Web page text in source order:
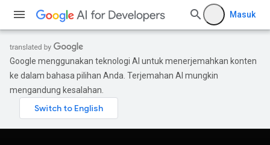
Masuk
Google menggunakan teknologi AI untuk menerjemahkan konten
ke dalam bahasa pilihan Anda. Terjemahan AI mungkin
mengandung kesalahan.